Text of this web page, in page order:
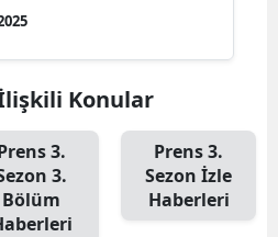
Malatya
Mardin
Konular
3.
3.
Bölüm
Prens 3.
Sezon İzle
Haberleri